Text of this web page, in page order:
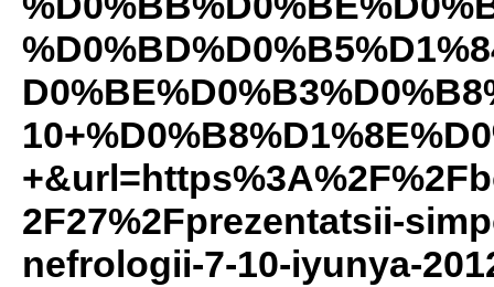
2F27%2Fprezentatsii-
nefrologii-7-10-iyunya-